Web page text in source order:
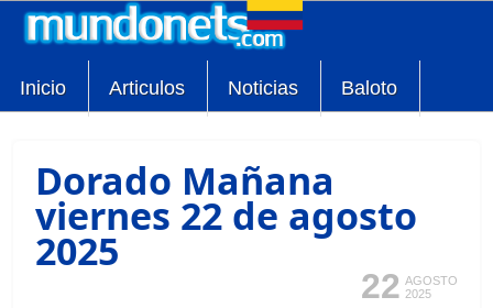
Inicio Articulos Noticias Baloto
Dorado Mañana
viernes 22 de agosto
2025
22 AGOSTO
2025